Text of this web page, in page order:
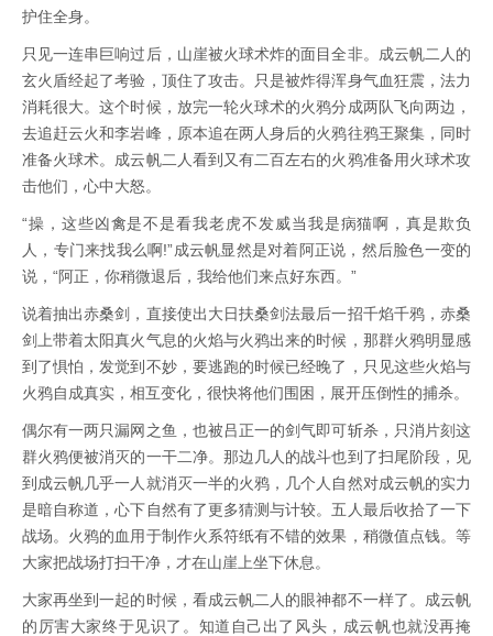
护住全身。
只见一连串巨响过后，山崖被火球术炸的面目全非。成云帆二人的
玄火盾经起了考验，顶住了攻击。只是被炸得浑身气血狂震，法力
消耗很大。这个时候，放完一轮火球术的火鸦分成两队飞向两边，
去追赶云火和李岩峰，原本追在两人身后的火鸦往鸦王聚集，同时
准备火球术。成云帆二人看到又有二百左右的火鸦准备用火球术攻
击他们，心中大怒。
“操，这些凶禽是不是看我老虎不发威当我是病猫啊，真是欺负
人，专门来找我么啊!”成云帆显然是对着阿正说，然后脸色一变的
说，“阿正，你稍微退后，我给他们来点好东西。”
说着抽出赤桑剑，直接使出大日扶桑剑法最后一招千焰千鸦，赤桑
剑上带着太阳真火气息的火焰与火鸦出来的时候，那群火鸦明显感
到了惧怕，发觉到不妙，要逃跑的时候已经晚了，只见这些火焰与
火鸦自成真实，相互变化，很快将他们围困，展开压倒性的捕杀。
偶尔有一两只漏网之鱼，也被吕正一的剑气即可斩杀，只消片刻这
群火鸦便被消灭的一干二净。那边几人的战斗也到了扫尾阶段，见
到成云帆几乎一人就消灭一半的火鸦，几个人自然对成云帆的实力
是暗自称道，心下自然有了更多猜测与计较。五人最后收拾了一下
战场。火鸦的血用于制作火系符纸有不错的效果，稍微值点钱。等
大家把战场打扫干净，才在山崖上坐下休息。
大家再坐到一起的时候，看成云帆二人的眼神都不一样了。成云帆
的厉害大家终于见识了。知道自己出了风头，成云帆也就没再掩